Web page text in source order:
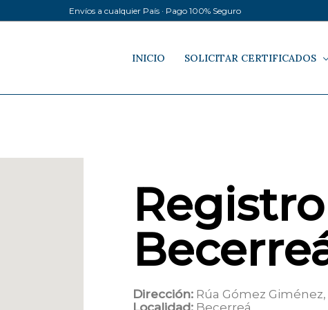
Envíos a cualquier País · Pago 100% Seguro
INICIO SOLICITAR CERTIFICADOS
Dirección: Rúa Gómez Giménez,
Localidad: Becerreá